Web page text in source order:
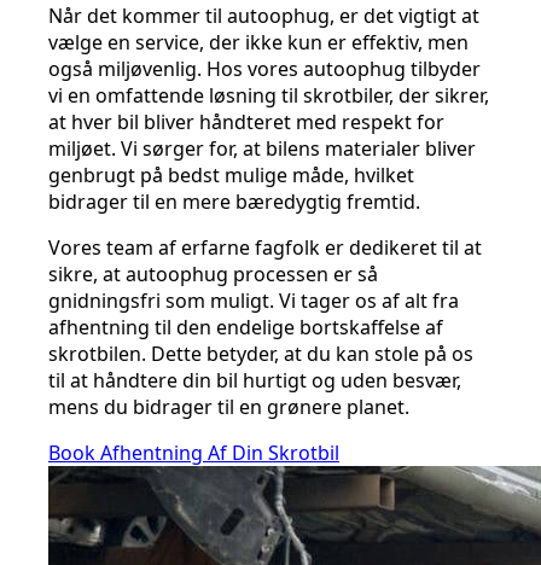
Når det kommer til autoophug, er det vigtigt at
vælge en service, der ikke kun er effektiv, men
også miljøvenlig. Hos vores autoophug tilbyder
vi en omfattende løsning til skrotbiler, der sikrer,
at hver bil bliver håndteret med respekt for
miljøet. Vi sørger for, at bilens materialer bliver
genbrugt på bedst mulige måde, hvilket
bidrager til en mere bæredygtig fremtid.
Vores team af erfarne fagfolk er dedikeret til at
sikre, at autoophug processen er så
gnidningsfri som muligt. Vi tager os af alt fra
afhentning til den endelige bortskaffelse af
skrotbilen. Dette betyder, at du kan stole på os
til at håndtere din bil hurtigt og uden besvær,
mens du bidrager til en grønere planet.
Book Afhentning Af Din Skrotbil